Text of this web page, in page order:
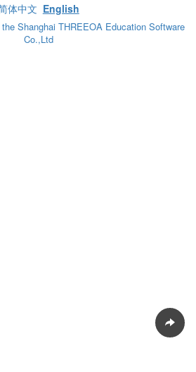
体中文 English
Shanghai THREEOA Education Software
Co.,Ltd